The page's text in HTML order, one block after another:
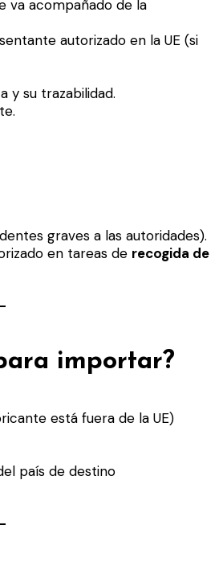
va acompañado de la
autorizado en la UE (si
y su trazabilidad.
graves a las autoridades).
en tareas de recogida de
importar?
está fuera de la UE)
país de destino